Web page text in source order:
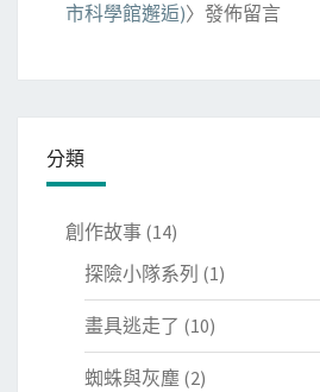
市科學館邂逅)〉發佈留言
分類
創作故事 (14)
探險小隊系列 (1)
畫具逃走了 (10)
蜘蛛與灰塵 (2)